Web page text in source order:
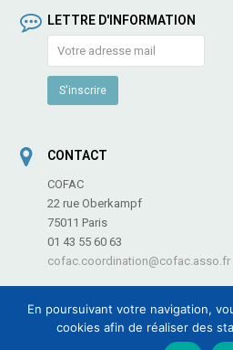
LETTRE D'INFORMATION
CONTACT
COFAC
22 rue Oberkampf
75011 Paris
01 43 55 60 63
cofac.coordination@cofac.asso.fr
COFAC - Coordination des Fédérations
En poursuivant votre navigation,
cookies afin de réaliser des